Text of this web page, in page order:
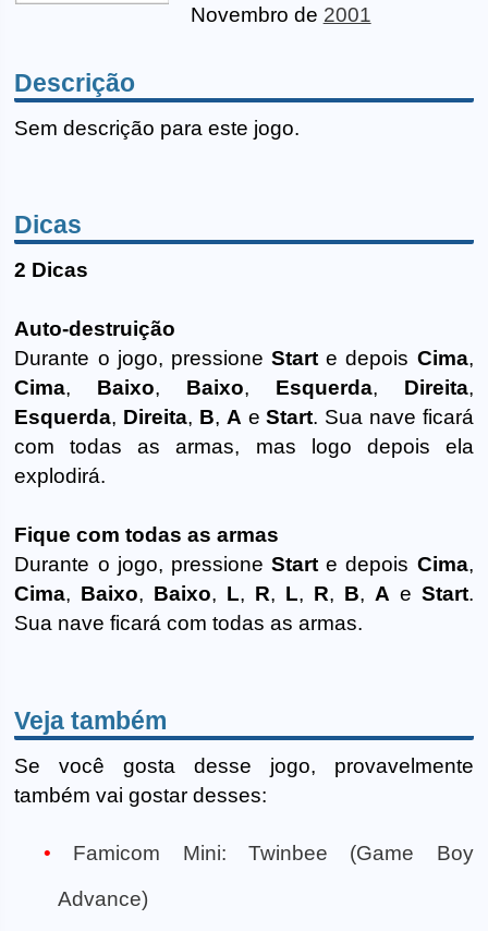
Novembro de 2001
Descrição
Sem descrição para este jogo.
Dicas
2 Dicas
Auto-destruição
Durante o jogo, pressioneStart e depois Cima,
Cima, Baixo, Baixo, Esquerda, Direita,
Esquerda, Direita, B, A eStart. Sua nave ficará
com todas as armas, mas logo depois ela
explodirá.
Fique com todas as armas
Durante o jogo, pressioneStart e depois Cima,
Cima, Baixo, Baixo, L, R, L, R, B, A e Start.
Sua nave ficará com todas as armas.
Veja também
Se você gosta desse jogo, provavelmente
também vai gostar desses:
Famicom Mini: Twinbee (Game Boy
Advance)